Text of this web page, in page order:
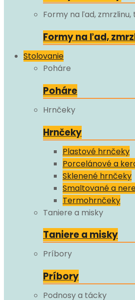
Formy na ľad,
Formy na ľad,
Stolovanie
Poháre
Poháre
Hrnčeky
Hrnčeky
Plastové hrnčeky
Porcelánové a
Sklenené hrnčeky
Smaltované a
Termohrnčeky
Taniere a misky
Taniere a misky
Príbory
Príbory
Podnosy a tácky